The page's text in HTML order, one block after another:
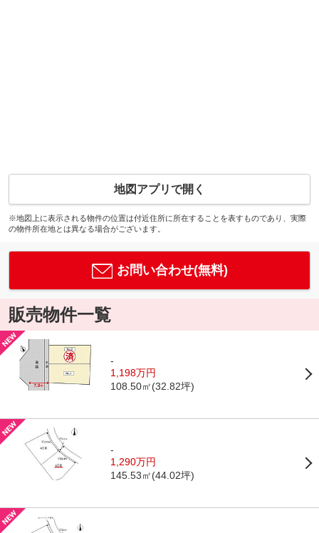
地図アプリで開く
※地図上に表示される物件の位置は付近住所に所在することを表すものであり、実際
の物件所在地とは異なる場合がございます。
お問い合わせ(無料)
販売物件一覧
-
1,198万円
108.50㎡(32.82坪)
-
1,290万円
145.53㎡(44.02坪)